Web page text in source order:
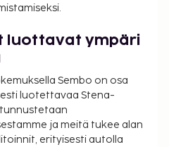
luottavat ympäri
Sembo on osa
luotettavaa Stena-
ja meitä tukee alan
erityisesti autolla